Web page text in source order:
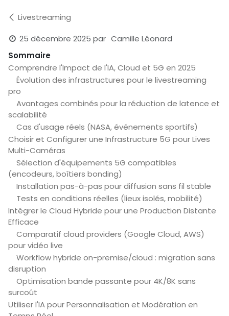
Livestreaming
25 décembre 2025 par Camille Léonard
Sommaire
Comprendre l'Impact de l'IA, Cloud et 5G en 2025
Évolution des infrastructures pour le livestreaming
pro
Avantages combinés pour la réduction de latence et
scalabilité
Cas d'usage réels (NASA, événements sportifs)
Choisir et Configurer une Infrastructure 5G pour Lives
Multi-Caméras
Sélection d'équipements 5G compatibles
(encodeurs, boîtiers bonding)
Installation pas-à-pas pour diffusion sans fil stable
Tests en conditions réelles (lieux isolés, mobilité)
Intégrer le Cloud Hybride pour une Production Distante
Efficace
Comparatif cloud providers (Google Cloud, AWS)
pour vidéo live
Workflow hybride on-premise/cloud : migration sans
disruption
Optimisation bande passante pour 4K/8K sans
surcoût
Utiliser l'IA pour Personnalisation et Modération en